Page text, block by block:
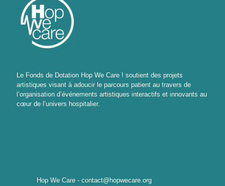
Le Fonds de Dotation Hop We Care ! soutient des projets
artistiques visant à adoucir le parcours patient au travers de
l’organisation d’événements artistiques interactifs et innovants au
cœur de l’univers hospitalier.
Hop We Care - contact@hopwecare.org